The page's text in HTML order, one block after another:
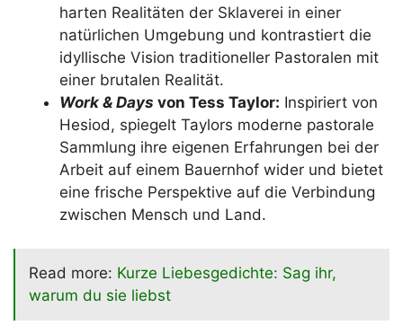
harten Realitäten der Sklaverei in einer
natürlichen Umgebung und kontrastiert die
idyllische Vision traditioneller Pastoralen mit
einer brutalen Realität.
Work & Days von Tess Taylor: Inspiriert von
Hesiod, spiegelt Taylors moderne pastorale
Sammlung ihre eigenen Erfahrungen bei der
Arbeit auf einem Bauernhof wider und bietet
eine frische Perspektive auf die Verbindung
zwischen Mensch und Land.
Read more: Kurze Liebesgedichte: Sag ihr,
warum du sie liebst